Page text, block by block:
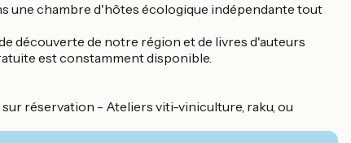
une chambre d'hôtes écologique indépendante tout
découverte de notre région et de livres d'auteurs
est constamment disponible.
réservation - Ateliers viti-viniculture, raku, ou